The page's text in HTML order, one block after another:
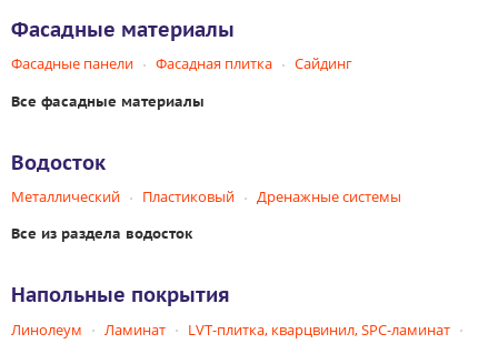
Фасадные материалы
Фасадные панели Фасадная плитка Сайдинг
Все фасадные материалы
Водосток
Металлический Пластиковый Дренажные системы
Все из раздела водосток
Напольные покрытия
Линолеум Ламинат
LVT-плитка, кварцвинил, SPC-ламинат